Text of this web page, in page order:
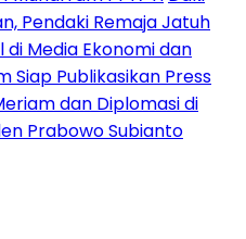
Pendaki Remaja Jatuh
di Media Ekonomi dan
Siap Publikasikan Press
dan Diplomasi di
Prabowo Subianto